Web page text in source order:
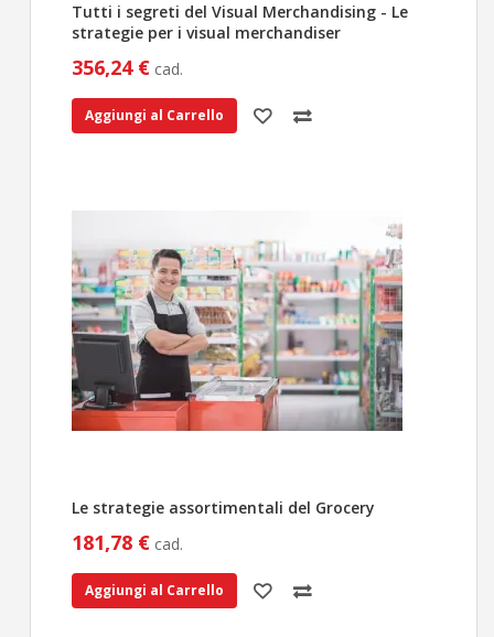
Tutti i segreti del Visual Merchandising - Le
strategie per i visual merchandiser
356,24 € cad.
Aggiungi al Carrello
Le strategie assortimentali del Grocery
181,78 € cad.
Aggiungi al Carrello